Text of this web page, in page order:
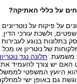
על כללי האתיקה?
על פיקוח על
ולשכת עורכי
בתלונות בנוגע
של נוטריון או
משמעת. תלונה נגד נוטריון
יש צורך להעמיד את
היועץ המשפטי
גם באופן ישי למחלקה